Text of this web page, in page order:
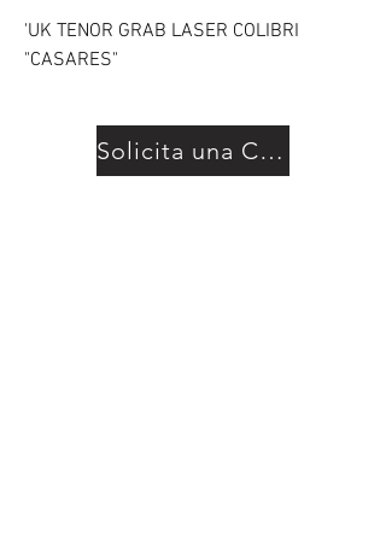
'UK TENOR GRAB LASER COLIBRI
"CASARES"
Solicita una Cotización